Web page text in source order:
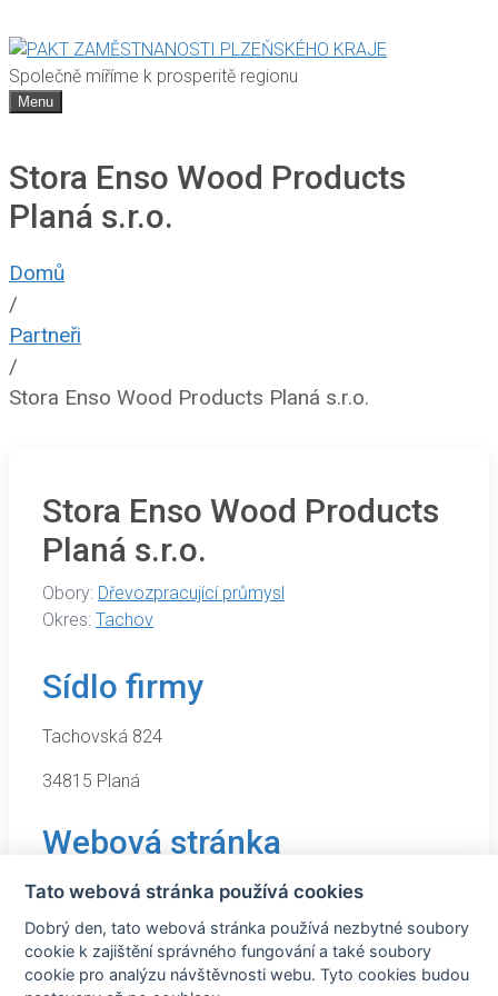
Společně míříme k prosperitě regionu
Menu
Stora Enso Wood Products
Planá s.r.o.
Domů
/
Partneři
/
Stora Enso Wood Products Planá s.r.o.
Stora Enso Wood Products
Planá s.r.o.
Obory: Dřevozpracující průmysl
Okres: Tachov
Sídlo firmy
Tachovská 824
34815 Planá
Webová stránka
https://www.storaenso.com/cs-cz
Tato webová stránka používá cookies
Dobrý den, tato webová stránka používá nezbytné soubory
cookie k zajištění správného fungování a také soubory
cookie pro analýzu návštěvnosti webu. Tyto cookies budou